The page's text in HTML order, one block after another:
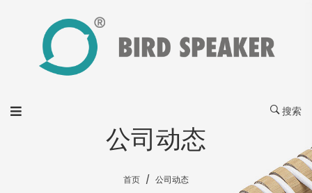
搜索
公司动态
首页 公司动态